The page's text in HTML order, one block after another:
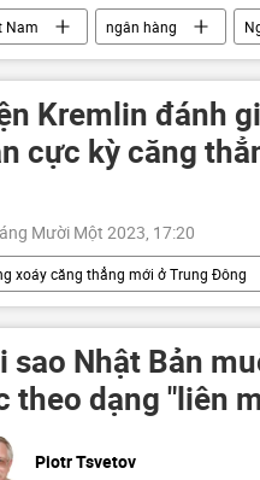
Nam ngân hàng
bộ
Kremlin đánh
cực kỳ căng
Mười Một 2023, 17:20
xoáy căng thẳng mới ở Trung Đông
Nga Israel
sao Nhật Bản
theo dạng "liên
Piotr Tsvetov